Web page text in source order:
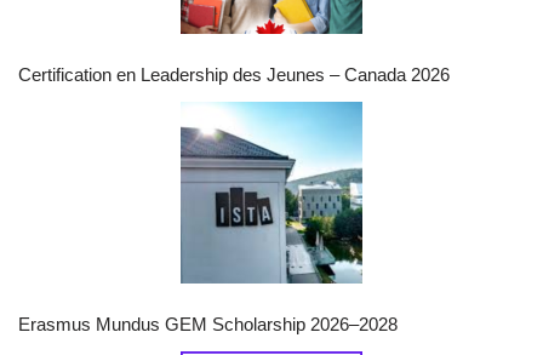
Certification en Leadership des Jeunes – Canada 2026
Erasmus Mundus GEM Scholarship 2026–2028